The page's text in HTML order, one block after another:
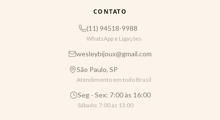
CONTATO
(11) 94518-9988
WhatsApp e Ligações
wesleybijoux@gmail.com
São Paulo, SP
Atendimento em todo Brasil
Seg - Sex: 7:00 às 16:00
Sábado: 7:00 às 13:00